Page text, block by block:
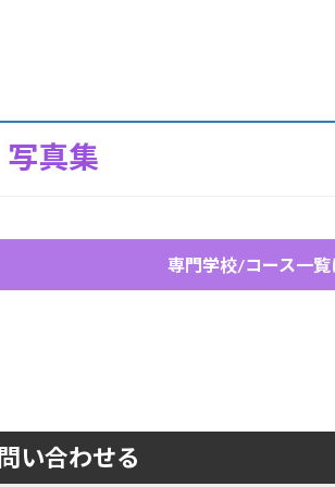
写真集
専門学校/コース一覧
問い合わせる